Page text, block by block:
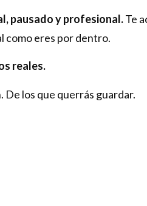
pausado y profesional.Te
como eres por dentro.
reales.
De los que querrás guardar.